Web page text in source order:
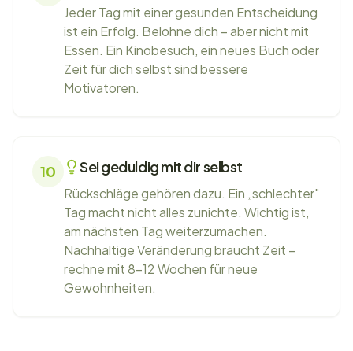
Jeder Tag mit einer gesunden Entscheidung
ist ein Erfolg. Belohne dich – aber nicht mit
Essen. Ein Kinobesuch, ein neues Buch oder
Zeit für dich selbst sind bessere
Motivatoren.
10 Sei geduldig mit dir selbst
Rückschläge gehören dazu. Ein „schlechter"
Tag macht nicht alles zunichte. Wichtig ist,
am nächsten Tag weiterzumachen.
Nachhaltige Veränderung braucht Zeit –
rechne mit 8-12 Wochen für neue
Gewohnheiten.